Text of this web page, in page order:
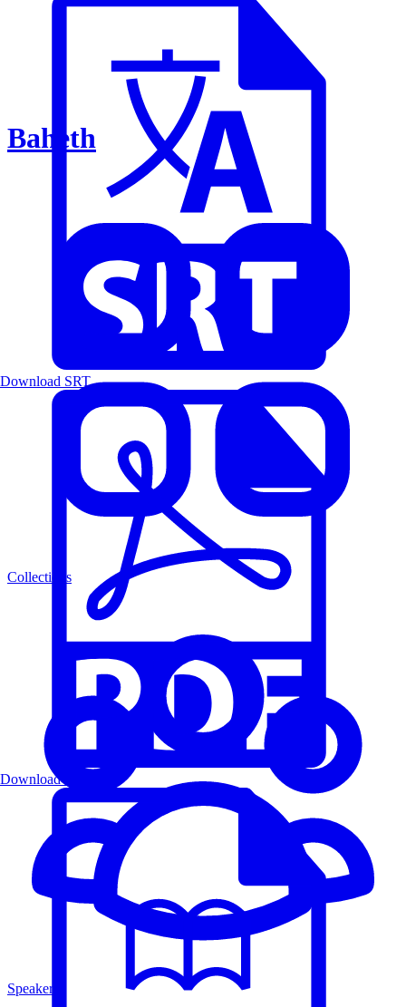
Baheth
Collections
Speakers
Download SRT
Download PDF